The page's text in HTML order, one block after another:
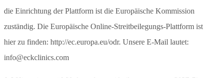
die Einrichtung der Plattform ist die Europäische Kommission
zuständig. Die Europäische Online-Streitbeilegungs-Plattform ist
hier zu finden: http://ec.europa.eu/odr. Unsere E-Mail lautet:
info@eckclinics.com